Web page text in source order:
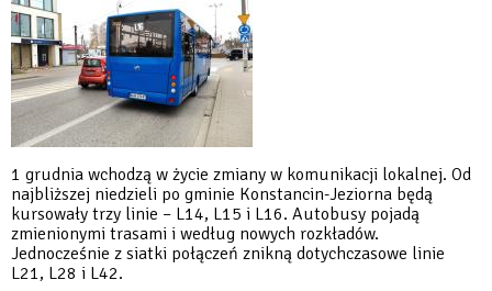
1 grudnia wchodzą w życie zmiany w komunikacji lokalnej. Od
najbliższej niedzieli po gminie Konstancin-Jeziorna będą
kursowały trzy linie – L14, L15 i L16. Autobusy pojadą
zmienionymi trasami i według nowych rozkładów.
Jednocześnie z siatki połączeń znikną dotychczasowe linie
L21, L28 i L42.